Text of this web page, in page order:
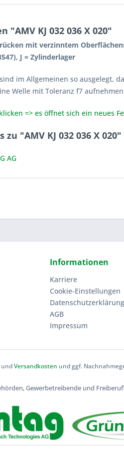
KJ 032 036 X 020"
mit verzinntem
J = Zylinderlager
im Allgemeinen so ausgelegt,
Welle mit Toleranz f7
=> es öffnet sich ein neues
"AMV KJ 032 036 X 020"
AG
Informationen
Karriere
Cookie-Einstellungen
Datenschutzerklärung
AGB
Impressum
undVersandkosten und ggf.
Gewerbetreibende und